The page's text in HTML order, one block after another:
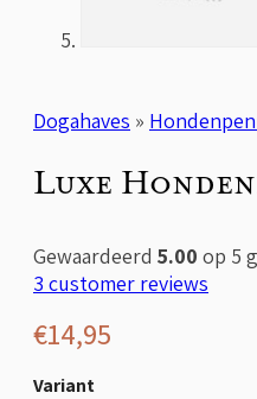
Dogahaves »
Luxe
Gewaardeerd 5.00 op 5
3 customer reviews
€14,95
Variant